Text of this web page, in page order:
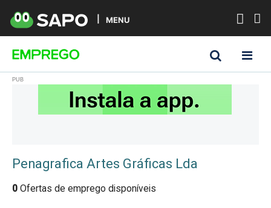
MENU
Penagrafica Artes Gráficas Lda
0 Ofertas de emprego disponíveis